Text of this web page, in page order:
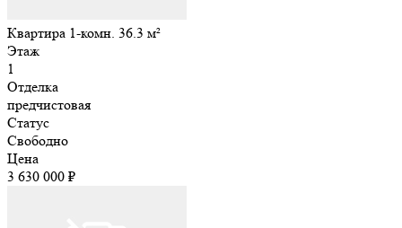
Квартира 1-комн. 36.3 м²
Этаж
1
Отделка
предчистовая
Статус
Свободно
Цена
3 630 000 ₽